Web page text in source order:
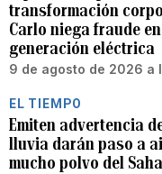
transformación
Carlo niega fraude
generación eléctrica
9 de agosto de 2026 a
EL TIEMPO
Emiten advertencia
lluvia darán paso a
mucho polvo del